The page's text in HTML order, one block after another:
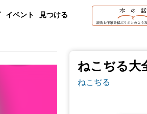
イベント 見つける
ねこぢる大
ねこぢる